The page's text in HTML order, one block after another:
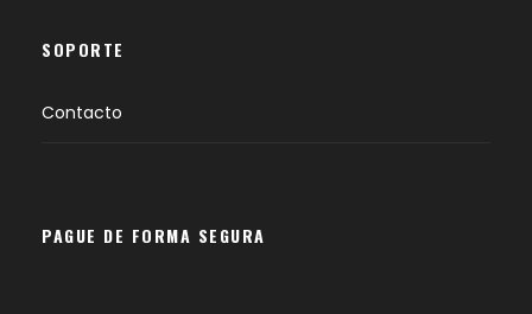
SOPORTE
Contacto
PAGUE DE FORMA SEGURA